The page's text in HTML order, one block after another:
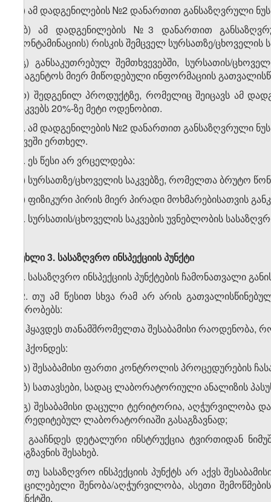
ა) ამ დადგენილების №2 დანართით განსაზღვრული
ბ) ამ დადგენილების №3 დანართით
(კონტამინაციის) რისკის შემცველ სურსათზე/ცხოველის
გ) განსაკუთრებულ შემთხვევებში, სურსათის/
სააგენტოს მიერ მიწოდებული ინფორმაციის
დ) შედგენილ პროდუქტზე, რომელიც შეიცავს ამ
საკვებს 20%-ზე მეტი ოდენობით.
3. ამ დადგენილების №2 დანართით განსაზღვრული
თვეში ერთხელ.
4. ეს წესი არ ვრცელდება:
ა) სურსათზე/ცხოველის საკვებზე, რომელთა ბრუტო
ბ) ფიზიკური პირის მიერ პირადი მოხმარებისათვის
5. სურსათის/ცხოველის საკვების უვნებლობის
მუხლი 3. სასაზღვროინსპექციისპუნქტი
1. სასაზღვრო ინსპექციის პუნქტების ჩამონათვალი
2. თუ ამ წესით სხვა რამ არ არის
პირობებს:
ა) ჰყავდეს თანამშრომელთა შესაბამისი
ბ) ჰქონდეს:
ბ.ა) შესაბამისი ფართი კონტროლის პროცედურების
ბ.ბ) სათავსები, სადაც ლაბორატორიული ანალიზის
ბ.გ) შესაბამისი დაცული ტერიტორია, აღჭურვილობა
აკრედიტებულ ლაბორატორიაში გასაგზავნად;
გ) გააჩნდეს დეტალური ინსტრუქცია ტვირთიდან
გაგზავნის შესახებ.
3. თუ სასაზღვრო ინსპექციის პუნქტს არ აქვს
აუცილებელი შენობა/აღჭურვილობა, ასეთი
პუნქტში.